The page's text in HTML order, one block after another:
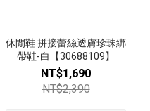
休閒鞋 拼接蕾絲透膚珍珠綁
帶鞋-白【30688109】
NT$1,690
NT$2,390